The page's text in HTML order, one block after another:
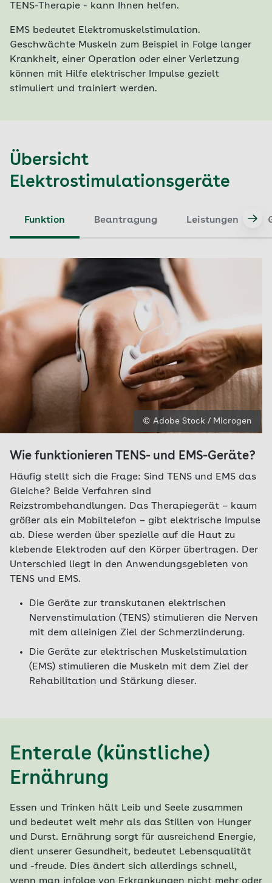
TENS-Therapie - kann Ihnen helfen.
EMS bedeutet Elektromuskelstimulation.
Geschwächte Muskeln zum Beispiel in Folge langer
Krankheit, einer Operation oder einer Verletzung
können mit Hilfe elektrischer Impulse gezielt
stimuliert und trainiert werden.
Übersicht
Elektrostimulationsgeräte
Funktion Beantragung Leistungen
© Adobe Stock / Microgen
Wie funktionieren TENS- und EMS-Geräte?
Häufig stellt sich die Frage: Sind TENS und EMS das
Gleiche? Beide Verfahren sind
Reizstrombehandlungen. Das Therapiegerät – kaum
größer als ein Mobiltelefon – gibt elektrische Impulse
ab. Diese werden über spezielle auf die Haut zu
klebende Elektroden auf den Körper übertragen. Der
Unterschied liegt in den Anwendungsgebieten von
TENS und EMS.
Die Geräte zur transkutanen elektrischen
Nervenstimulation (TENS) stimulieren die Nerven
mit dem alleinigen Ziel der Schmerzlinderung.
Die Geräte zur elektrischen Muskelstimulation
(EMS) stimulieren die Muskeln mit dem Ziel der
Rehabilitation und Stärkung dieser.
Enterale (künstliche)
Ernährung
Essen und Trinken hält Leib und Seele zusammen
und bedeutet weit mehr als das Stillen von Hunger
und Durst. Ernährung sorgt für ausreichend Energie,
dient unserer Gesundheit, bedeutet Lebensqualität
und -freude. Dies ändert sich allerdings schnell,